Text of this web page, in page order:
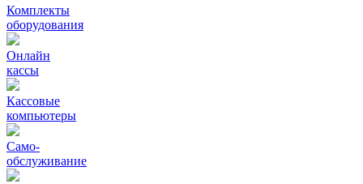
Комплекты
оборудования
Онлайн
кассы
Кассовые
компьютеры
Само-
обслуживание